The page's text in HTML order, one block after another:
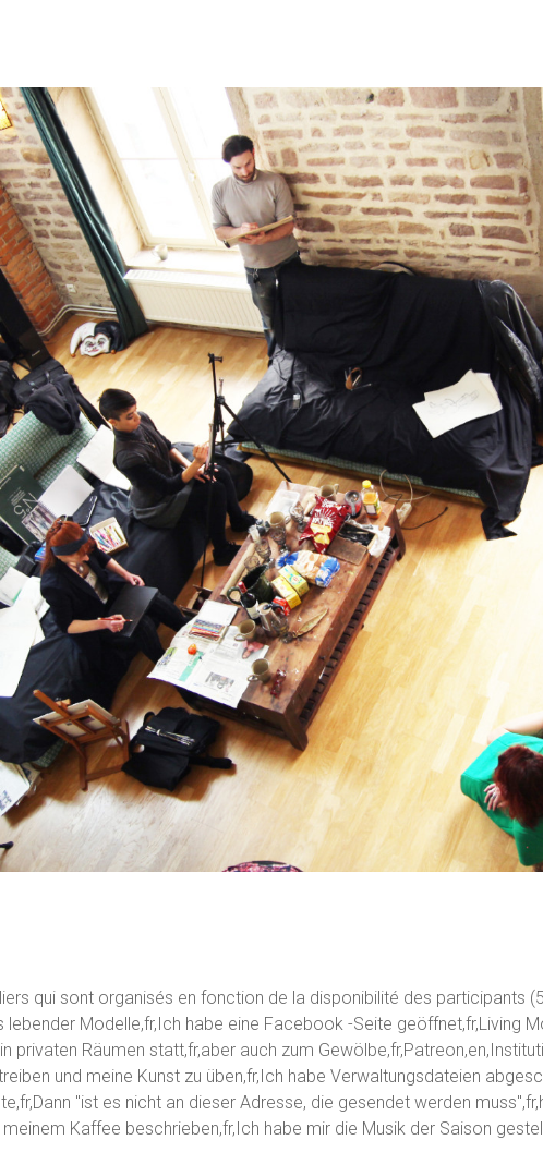
qui sont organisés en fonction de la disponibilité des participants
Modelle,fr,Ich habe eine Facebook -Seite geöffnet,fr,Living
privaten Räumen statt,fr,aber auch zum
und meine Kunst zu üben,fr,Ich habe Verwaltungsdateien
"ist es nicht an dieser Adresse, die gesendet werden
Kaffee beschrieben,fr,Ich habe mir die Musik der Saison